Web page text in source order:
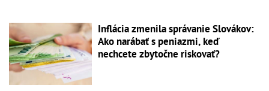
Inflácia zmenila správanie Slovákov:
Ako narábať s peniazmi, keď
nechcete zbytočne riskovať?